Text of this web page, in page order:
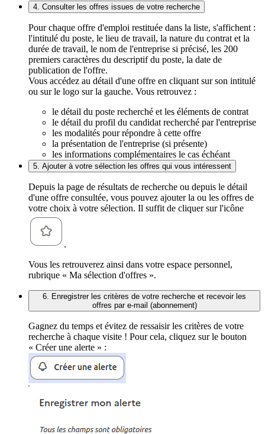
4. Consulter les offres issues de votre recherche
Pour chaque offre d'emploi restituée dans la liste, s'affichent :
l'intitulé du poste, le lieu de travail, la nature du contrat et la
durée de travail, le nom de l'entreprise si précisé, les 200
premiers caractères du descriptif du poste, la date de
publication de l'offre.
Vous accédez au détail d'une offre en cliquant sur son intitulé
ou sur le logo sur la gauche. Vous retrouvez :
le détail du poste recherché et les éléments de contrat
le détail du profil du candidat recherché par l'entreprise
les modalités pour répondre à cette offre
la présentation de l'entreprise (si présente)
les informations complémentaires le cas échéant
5. Ajouter à votre sélection les offres qui vous intéressent
Depuis la page de résultats de recherche ou depuis le détail
d'une offre consultée, vous pouvez ajouter la ou les offres de
votre choix à votre sélection. Il suffit de cliquer sur l'icône
.
Vous les retrouverez ainsi dans votre espace personnel,
rubrique « Ma sélection d'offres ».
6. Enregistrer les critères de votre recherche et recevoir les
offres par e-mail (abonnement)
Gagnez du temps et évitez de ressaisir les critères de votre
recherche à chaque visite ! Pour cela, cliquez sur le bouton
« Créer une alerte » :